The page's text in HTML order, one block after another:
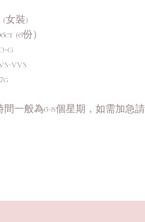
(女裝)
(6份）
G
VVS
間一般為6-8個星期，如需加急請